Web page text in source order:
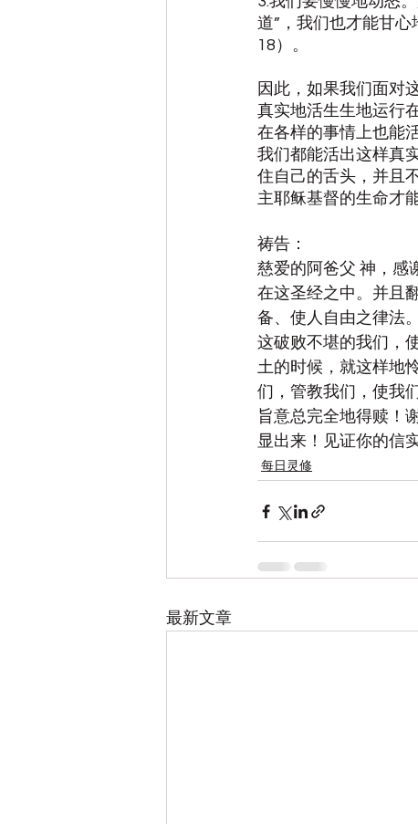
道”，我们也才能甘
18）。
因此，如果我们面对
真实地活生生地运行
在各样的事情上也能
我们都能活出这样真
住自己的舌头，并且
主耶稣基督的生命才
祷告：
慈爱的阿爸父 神，感
在这圣经之中。并且
备、使人自由之律法
这破败不堪的我们，
土的时候，就这样地
们，管教我们，使我
旨意总完全地得赎！
显出来！见证你的信
每日灵修
最新文章